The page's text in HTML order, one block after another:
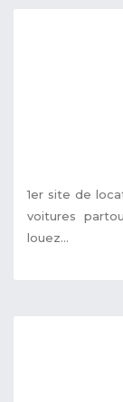
1er site de
voitures
louez...